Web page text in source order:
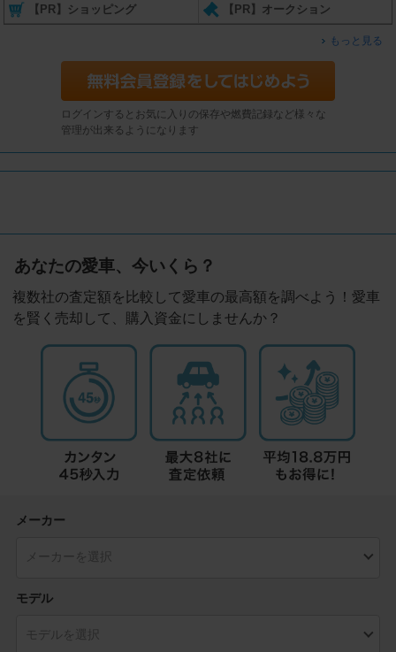
【PR】ショッピング 【PR】オークション
もっと見る
ログインするとお気に入りの保存や燃費記録など様々な
管理が出来るようになります
あなたの愛車、今いくら？
複数社の査定額を比較して愛車の最高額を調べよう！愛車
を賢く売却して、購入資金にしませんか？
メーカー
モデル